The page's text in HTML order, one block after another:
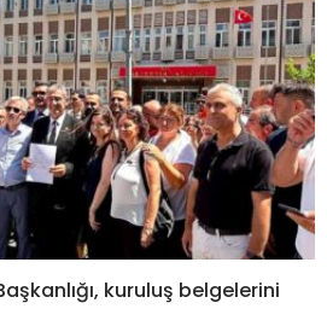
kuruluş belgelerini